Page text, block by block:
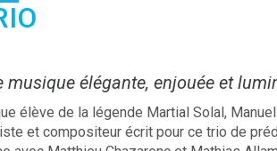
musique élégante, enjouée et
élève de la légende Martial Solal,
et compositeur écrit pour ce trio de